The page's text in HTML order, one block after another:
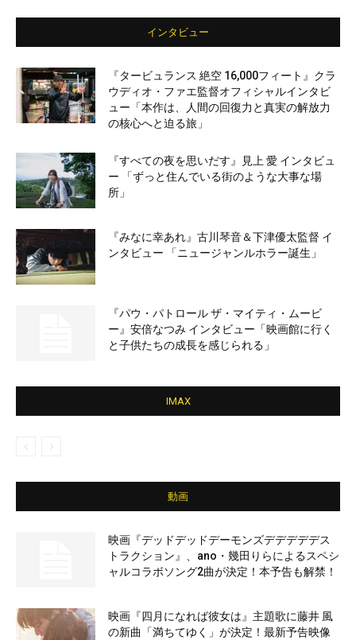
インタビュー
『タービュランス 絶空 16,000フィート』クラ
ウディオ・ファエ監督オフィシャルインタビ
ュー「本作は、人間の回復力と真実の解放力
の核心へと迫る旅」
『すべての夜を思いだす』見上 愛 インタビュ
ー 「ずっと住んでいる街のような大事な場
所」
『みなに幸あれ』古川琴音＆下津優太監督 イ
ンタビュー 「ニュージャンルホラー誕生」
『パウ・パトロール ザ・マイティ・ムービ
ー』安倍なつみ インタビュー「映画館に行く
と子供たちの成長を感じられる」
IMAX
動画
映画『デッドデッドデーモンズデデデデデス
トラクション』、ano・幾田りらによるスペシ
ャルコラボソング2曲が決定！本予告も解禁！
映画『四月になれば彼女は』主題歌に藤井 風
の新曲「満ちてゆく」が決定！最新予告映像